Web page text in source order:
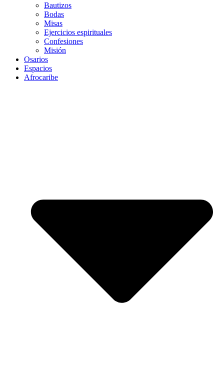
Bautizos
Bodas
Misas
Ejercicios espirituales
Confesiones
Misión
Osarios
Espacios
Afrocaribe